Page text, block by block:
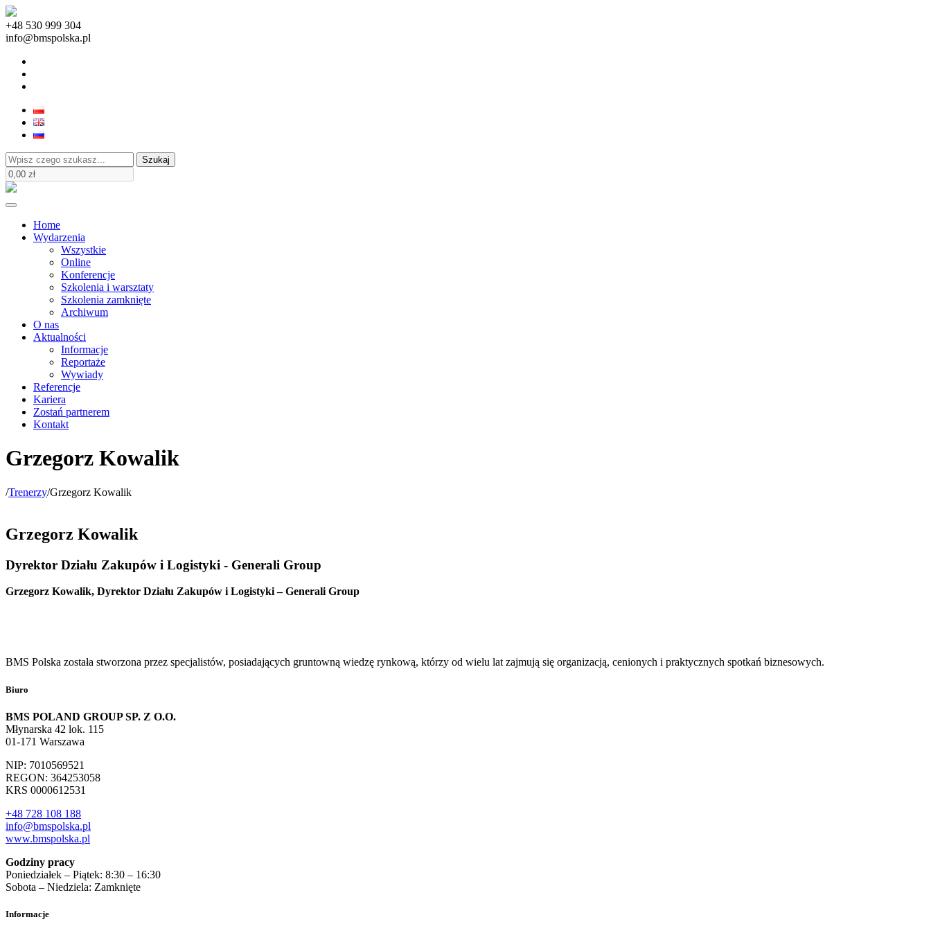
+48 530 999 304
info@bmspolska.pl
Szukaj
Home
Wydarzenia
Wszystkie
Online
Konferencje
Szkolenia i warsztaty
Szkolenia zamknięte
Archiwum
O nas
Aktualności
Informacje
Reportaże
Wywiady
Referencje
Kariera
Zostań partnerem
Kontakt
Grzegorz Kowalik
/Trenerzy/Grzegorz Kowalik
Grzegorz Kowalik
Dyrektor Działu Zakupów i Logistyki - Generali Group
Grzegorz Kowalik, Dyrektor Działu Zakupów i Logistyki – Generali Group
BMS Polska została stworzona przez specjalistów, posiadających gruntowną wiedzę rynkową, którzy od wielu lat zajmują się organizacją, cenionych i praktycznych spotkań biznesowych.
Biuro
BMS POLAND GROUP SP. Z O.O.
Młynarska 42 lok. 115
01-171 Warszawa
NIP: 7010569521
REGON: 364253058
KRS 0000612531
+48 728 108 188
info@bmspolska.pl
www.bmspolska.pl
Godziny pracy
Poniedziałek – Piątek: 8:30 – 16:30
Sobota – Niedziela: Zamknięte
Informacje